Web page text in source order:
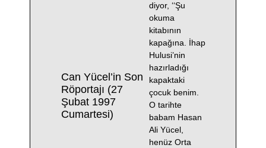
Can Yücel’in Son
Röportajı (27
Şubat 1997
Cumartesi)
diyor, ‘‘Şu
okuma
kitabının
kapağına. İhap
Hulusi’nin
hazırladığı
kapaktaki
çocuk benim.
O tarihte
babam Hasan
Ali Yücel,
henüz Orta